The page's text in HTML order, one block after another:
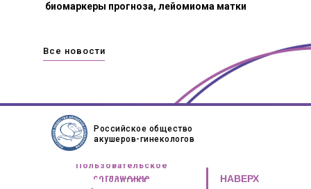
биомаркеры прогноза, лейомиома матки
Все новости
Российское общество
акушеров-гинекологов
НАВЕРХ
Пользовательское
соглашение
Политика